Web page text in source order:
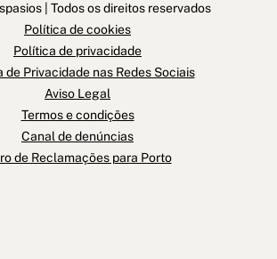
| Todos os direitos reservados
Política de cookies
Política de privacidade
de Privacidade nas Redes Sociais
Aviso Legal
Termos e condições
Canal de denúncias
de Reclamações para Porto